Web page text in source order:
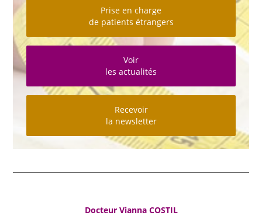
Prise en charge
de patients étrangers
Voir
les actualités
Recevoir
la newsletter
Docteur Vianna COSTIL